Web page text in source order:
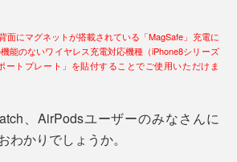
面にマグネットが搭載されている「MagSafe」充電に
能のないワイヤレス充電対応機種（iPhone8シリーズ
ートプレート」を貼付することでご使用いただけま
、AirPodsユーザーのみなさんに
わかりでしょうか。